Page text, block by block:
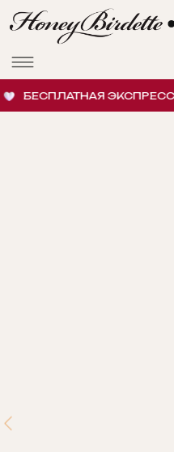
БЕСПЛАТНАЯ ЭКСПРЕСС-